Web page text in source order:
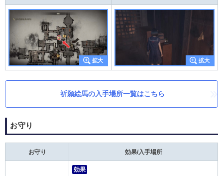
祈願絵馬の入手場所一覧はこちら
お守り
お守り 効果/入手場所
効果